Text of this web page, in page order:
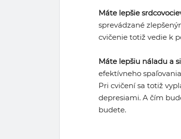
Máte lepšie
sprevádzané
cvičenie totiž vedie k
Máte lepšiu náladu a
efektívneho
Pri cvičení sa totiž
depresiami. A čím
budete.